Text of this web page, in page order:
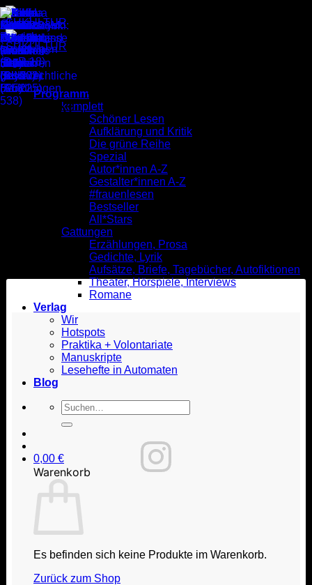
Zum
Inhalt
springen
Programm
komplett
Schöner Lesen
Aufklärung und Kritik
Die grüne Reihe
Spezial
Autor*innen A-Z
Gestalter*innen A-Z
#frauenlesen
Bestseller
All*Stars
Gattungen
Erzählungen, Prosa
Gedichte, Lyrik
Aufsätze, Briefe, Tagebücher, Autofiktionen
Theater, Hörspiele, Interviews
Romane
Verlag
Wir
Hotspots
Praktika + Volontariate
Manuskripte
Lesehefte in Automaten
Blog
Suche
nach:
0,00 €
Warenkorb
Es befinden sich keine Produkte im Warenkorb.
Zurück zum Shop
Sonnengelbe Freude: Im
Ocelot